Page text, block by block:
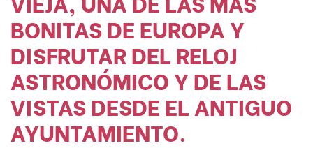
BONITAS DE EUROPA Y
DISFRUTAR DEL RELOJ
ASTRONÓMICO Y DE LAS
VISTAS DESDE EL ANTIGUO
AYUNTAMIENTO.